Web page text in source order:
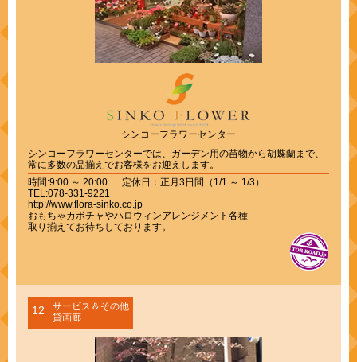
シンコーフラワーセンター
シンコーフラワーセンターでは、ガーデン用の苗物から胡蝶蘭まで、
常に多数の品揃えでお客様をお迎えします。
時間:9:00 ～ 20:00 定休日：正月3日間（1/1 ～ 1/3）
TEL:078-331-9221
http://www.flora-sinko.co.jp
おもちゃカボチャやハロウィンアレンジメント各種
取り揃えてお待ちしております。
12
サービス＆その他
貸画廊